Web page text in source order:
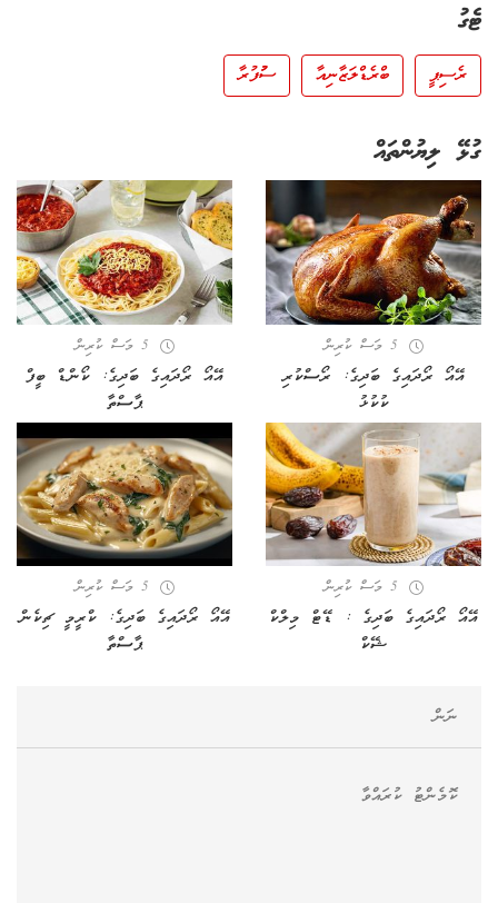
ޓެގު
ރެސިޕީ ބްރެޑް ލަޒާނިއާ ސުުފުރާ
ގުޅޭ ލިޔުންތައް
5 މަސް ކުރިން
އޭއޯ ރޯދައިގެ ބަދިގެ: ރޯސްކުރި
ކުކުޅު
5 މަސް ކުރިން
އޭއޯ ރޯދައިގެ ބަދިގެ: ކޯންޑް ބީފް
ޕާސްތާ
5 މަސް ކުރިން
އޭއޯ ރޯދައިގެ ބަދިގެ : ޑޭޓް މިލްކް
ޝޭކް
5 މަސް ކުރިން
އޭއޯ ރޯދައިގެ ބަދިގެ: ކްރީމީ ޗިކެން
ޕާސްތާ